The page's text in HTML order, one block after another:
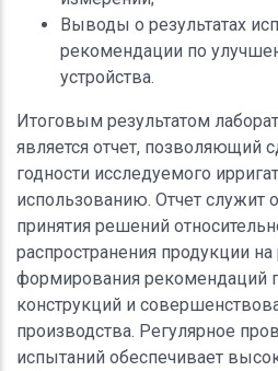
Выводы о результатах
рекомендации по
устройства.
Итоговым результатом
является отчет, позволяющий
годности исследуемого
использованию. Отчет служит
принятия решений
распространения продукции
формирования рекомендаций
конструкций и
производства. Регулярное
испытаний обеспечивает